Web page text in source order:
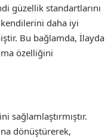
güzellik standartlarını
daha iyi
Bu bağlamda, İlayda
özelliğini
sağlamlaştırmıştır.
dönüştürerek,